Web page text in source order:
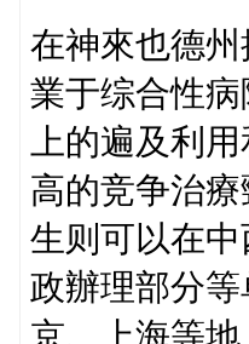
在神來也德
業于综合性
上的遍及利
高的竞争治
生则可以在
政辦理部分
京、上海等